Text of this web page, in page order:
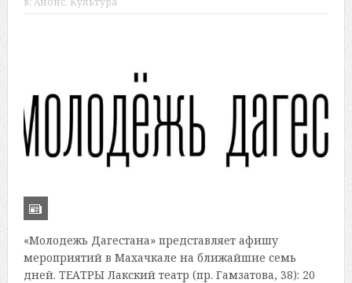
«Молодежь Дагестана» представляет афишу
мероприятий в Махачкале на ближайшие семь
дней. ТЕАТРЫ Лакский театр (пр. Гамзатова, 38): 20